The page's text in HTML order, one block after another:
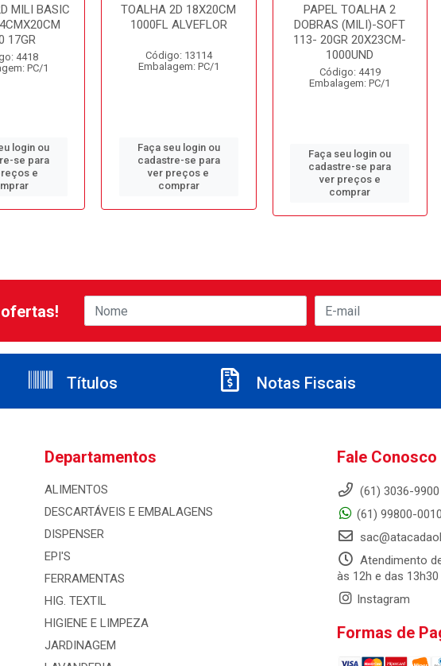
MILI BASIC
17GR
4418
PC/1
login ou
se para
e
TOALHA 2D 18X20CM
1000FL ALVEFLOR
Código: 13114
Embalagem: PC/1
Faça seu login ou
cadastre-se para
ver preços e
comprar
PAPEL TOALHA 2
DOBRAS (MILI)-SOFT
113- 20GR 20X23CM-
1000UND
Código: 4419
Embalagem: PC/1
Faça seu login ou
cadastre-se para
ver preços e
comprar
Títulos Notas Fiscais
Departamentos
ALIMENTOS
DESCARTÁVEIS E EMBALAGENS
DISPENSER
EPI'S
FERRAMENTAS
HIG. TEXTIL
HIGIENE E LIMPEZA
JARDINAGEM
Fale Conosco
(61) 3036-9900
(61) 99800-0010
Atendimento
às 12h e das
Instagram
Formas de